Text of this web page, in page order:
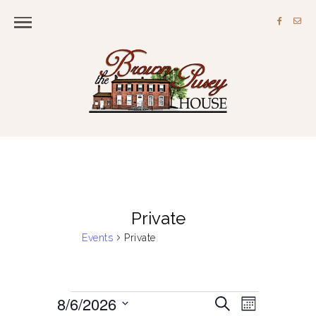
Private
Events Private
Events
E
S
E
M
8/6/2026